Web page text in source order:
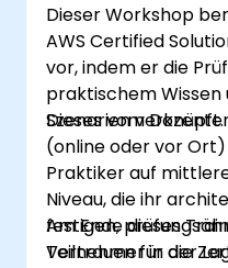
Dieser Workshop
AWS Certified
vor, indem er die
praktischem
Szenarien verknüpft.
Dieses vom
(online oder vor
Praktiker auf
Niveau, die ihr
festigen,
Vertrauen für die
Am Ende dieses
Teilnehmer in der